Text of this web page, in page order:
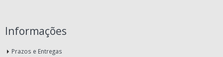
Informações
Prazos e Entregas